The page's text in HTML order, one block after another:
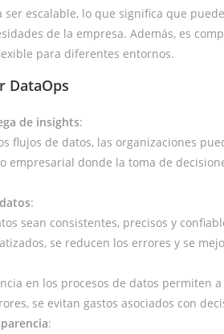
ser escalable, lo que significa que
de la empresa. Además, es
para diferentes entornos.
DataOps
de insights:
flujos de datos, las organizaciones
empresarial donde la toma de
:
sean consistentes, precisos y
se reducen los errores y se
en los procesos de datos permiten
se evitan gastos asociados con
: